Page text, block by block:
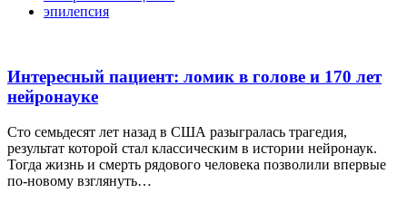
эпилепсия
Интересный пациент: ломик в голове и 170 лет
нейронауке
Сто семьдесят лет назад в США разыгралась трагедия,
результат которой стал классическим в истории нейронаук.
Тогда жизнь и смерть рядового человека позволили впервые
по-новому взглянуть…